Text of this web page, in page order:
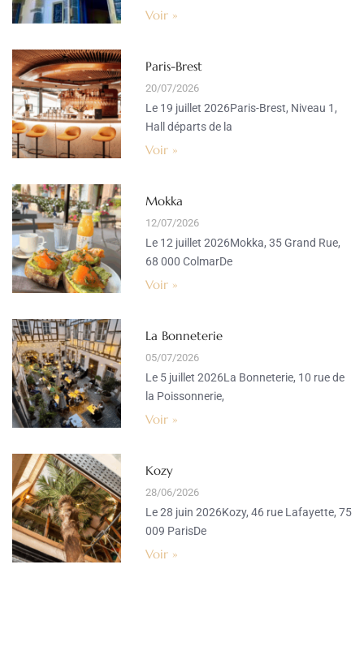
Voir »
Paris-Brest
20/07/2026
Le 19 juillet 2026Paris-Brest, Niveau 1,
Hall départs de la
Voir »
Mokka
12/07/2026
Le 12 juillet 2026Mokka, 35 Grand Rue,
68 000 ColmarDe
Voir »
La Bonneterie
05/07/2026
Le 5 juillet 2026La Bonneterie, 10 rue de
la Poissonnerie,
Voir »
Kozy
28/06/2026
Le 28 juin 2026Kozy, 46 rue Lafayette, 75
009 ParisDe
Voir »